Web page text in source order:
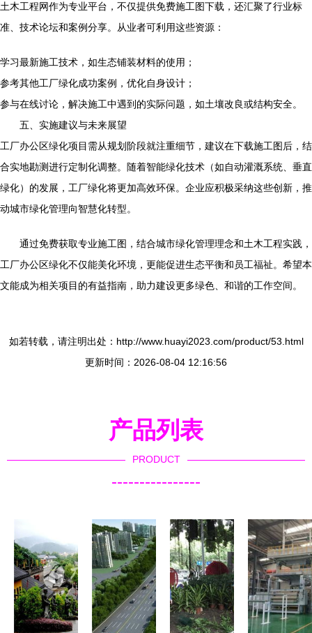
土木工程网作为专业平台，不仅提供免费施工图下载，还汇聚了行业标
准、技术论坛和案例分享。从业者可利用这些资源：
学习最新施工技术，如生态铺装材料的使用；
参考其他工厂绿化成功案例，优化自身设计；
参与在线讨论，解决施工中遇到的实际问题，如土壤改良或结构安全。
五、实施建议与未来展望
工厂办公区绿化项目需从规划阶段就注重细节，建议在下载施工图后，结
合实地勘测进行定制化调整。随着智能绿化技术（如自动灌溉系统、垂直
绿化）的发展，工厂绿化将更加高效环保。企业应积极采纳这些创新，推
动城市绿化管理向智慧化转型。
通过免费获取专业施工图，结合城市绿化管理理念和土木工程实践，
工厂办公区绿化不仅能美化环境，更能促进生态平衡和员工福祉。希望本
文能成为相关项目的有益指南，助力建设更多绿色、和谐的工作空间。
如若转载，请注明出处：http://www.huayi2023.com/product/53.html
更新时间：2026-08-04 12:16:56
产品列表
PRODUCT
----------------